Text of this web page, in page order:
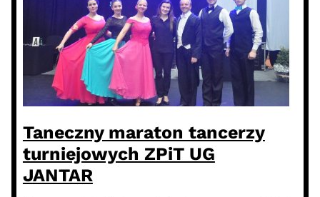
Taneczny maraton tancerzy
turniejowych ZPiT UG
JANTAR